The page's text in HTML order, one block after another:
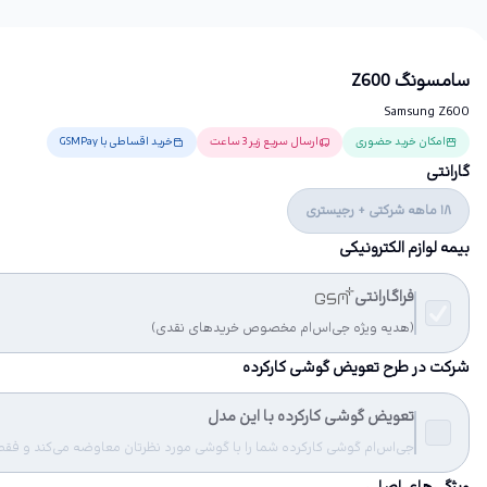
سامسونگ Z600
Samsung Z600
امکان خرید حضوری ارسال سریع زیر 3 ساعت خرید اقساطی با GSMPay
گارانتی
18 ماهه شرکتی + رجیستری
بیمه لوازم الکترونیکی
فراگارانتی
(هدیه ویژه جی‌اس‌ام مخصوص خریدهای نقدی)
شرکت در طرح تعویض گوشی کارکرده
تعویض گوشی کارکرده با این مدل
جی‌اس‌ام گوشی کارکرده شما را با گوشی مورد نظرتان معاوضه می‌کند و فقط